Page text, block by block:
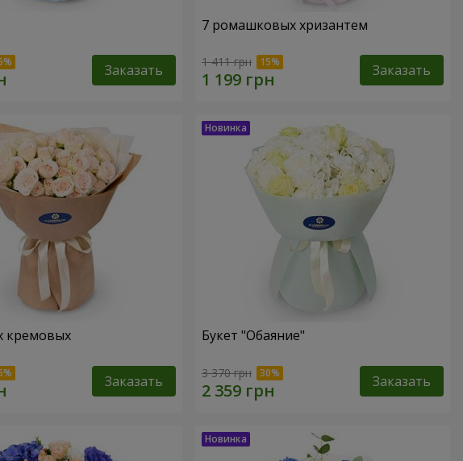
Заказать
7 ромашковых хризантем
1 411 грн Заказать
кремовых
Заказать
Букет "Обаяние"
3 370 грн Заказать